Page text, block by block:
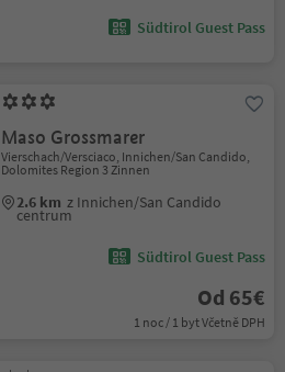
Südtirol Guest Pass
Maso Grossmarer
Vierschach/Versciaco, Innichen/San Candido,
Dolomites Region 3 Zinnen
2.6 km z Innichen/San Candido
centrum
Südtirol Guest Pass
Od 65€
1 noc / 1 byt Včetně DPH